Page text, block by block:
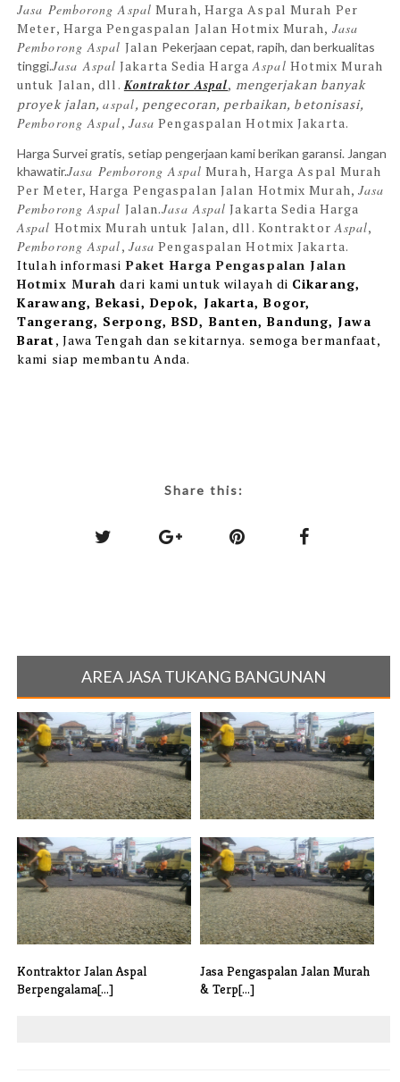
Jasa Pemborong Aspal Murah, Harga Aspal Murah Per
Meter, Harga Pengaspalan Jalan Hotmix Murah, Jasa
Pemborong Aspal Jalan Pekerjaan cepat, rapih, dan berkualitas
tinggi.Jasa Aspal Jakarta Sedia HargaAspal Hotmix Murah
untuk Jalan, dll.KontraktorAspal, mengerjakan banyak
proyek jalan,aspal, pengecoran, perbaikan, betonisasi,
Pemborong Aspal, Jasa Pengaspalan Hotmix Jakarta.
Harga Survei gratis, setiap pengerjaan kami berikan garansi. Jangan
khawatir.Jasa Pemborong Aspal Murah, Harga Aspal Murah
Per Meter, Harga Pengaspalan Jalan Hotmix Murah, Jasa
Pemborong Aspal Jalan.Jasa Aspal Jakarta Sedia Harga
Aspal Hotmix Murah untuk Jalan, dll. KontraktorAspal,
Pemborong Aspal, Jasa Pengaspalan Hotmix Jakarta.
Itulah informasi Paket Harga Pengaspalan Jalan
Hotmix Murah dari kami untuk wilayah di Cikarang,
Karawang, Bekasi, Depok, Jakarta, Bogor,
Tangerang, Serpong, BSD, Banten, Bandung, Jawa
Barat, Jawa Tengah dan sekitarnya. semoga bermanfaat,
kami siap membantu Anda.
Share this:
AREA JASA TUKANG BANGUNAN
HARGA ASPAL HOTMIX DI
TANGERANG BAN[...]
Jasa Pemborong Aspal Hotmix
Murah &[...]
Kontraktor Jalan Aspal
Berpengalama[...]
Jasa Pengaspalan Jalan Murah
& Terp[...]